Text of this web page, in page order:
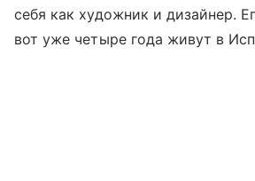
себя как художник и дизайнер.
вот уже четыре года живут в